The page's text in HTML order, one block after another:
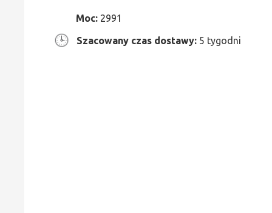
Moc: 2991
Szacowany czas dostawy: 5 tygodni